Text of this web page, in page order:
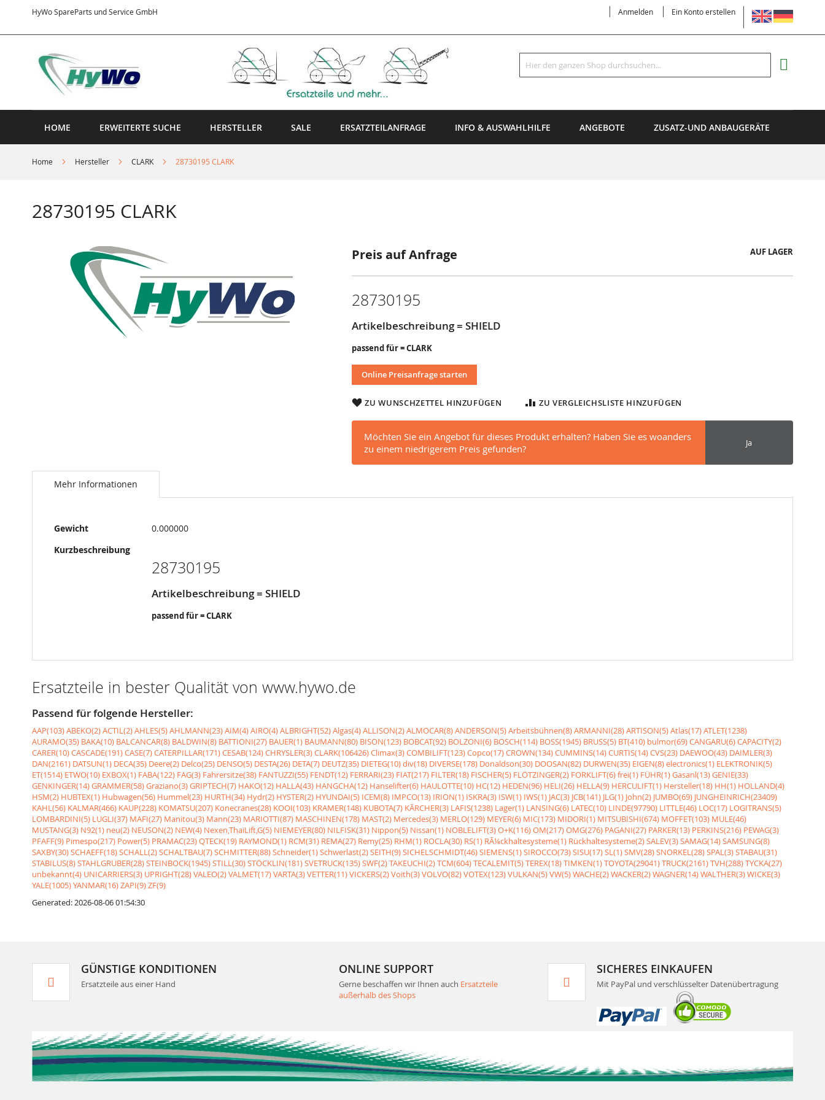
HyWo SpareParts und Service GmbH
Inhalt
SPRACHE
Anmelden Ein Konto erstellen
Suche
Suche
HOME ERWEITERTE SUCHE HERSTELLER SALE ERSATZTEILANFRAGE INFO & AUSWAHLHILFE ANGEBOTE ZUSATZ-UND ANBAUGERÄTE
Home Hersteller CLARK 28730195 CLARK
28730195 CLARK
Preis auf Anfrage AUF LAGER
28730195
Artikelbeschreibung = SHIELD
passend für = CLARK
Online Preisanfrage starten
ZU WUNSCHZETTEL HINZUFÜGEN ZU VERGLEICHSLISTE HINZUFÜGEN
Möchten Sie ein Angebot für dieses Produkt erhalten? Haben Sie es woanders
zu einem niedrigerem Preis gefunden?
Ja
Mehr Informationen
Mehr
Informationen
Gewicht
0.000000
Kurzbeschreibung
28730195
Artikelbeschreibung = SHIELD
passend für = CLARK
Ersatzteile in bester Qualität von www.hywo.de
Passend für folgende Hersteller:
AAP(103)ABEKO(2)ACTIL(2)AHLES(5)AHLMANN(23)AIM(4)AIRO(4)ALBRIGHT(52)Algas(4)ALLISON(2)ALMOCAR(8)ANDERSON(5)Arbeitsbühnen(8)ARMANNI(28)ARTISON(5)Atlas(17)ATLET(1238)
AURAMO(35) BAKA(10) BALCANCAR(8) BALDWIN(8) BATTIONI(27) BAUER(1) BAUMANN(80) BISON(123) BOBCAT(92) BOLZONI(6) BOSCH(114) BOSS(1945) BRUSS(5) BT(410) bulmor(69)CANGARU(6)CAPACITY(2)
CARER(10)CASCADE(191)CASE(7)CATERPILLAR(171)CESAB(124)CHRYSLER(3)CLARK(106426)Climax(3)COMBILIFT(123)Copco(17)CROWN(134)CUMMINS(14)CURTIS(14)CVS(23) DAEWOO(43) DAIMLER(3)
DAN(2161) DATSUN(1) DECA(35) Deere(2) Delco(25) DENSO(5) DESTA(26) DETA(7) DEUTZ(35) DIETEG(10)div(18) DIVERSE(178) Donaldson(30) DOOSAN(82) DURWEN(35) EIGEN(8)electronics(1) ELEKTRONIK(5)
ET(1514) ETWO(10) EXBOX(1) FABA(122) FAG(3) Fahrersitze(38) FANTUZZI(55) FENDT(12) FERRARI(23) FIAT(217) FILTER(18) FISCHER(5) FLÖTZINGER(2) FORKLIFT(6)frei(1) FÜHR(1)Gasanl(13)GENIE(33)
GENKINGER(14)GRAMMER(58)Graziano(3)GRIPTECH(7) HAKO(12) HALLA(43) HANGCHA(12) Hanselifter(6) HAULOTTE(10) HC(12) HEDEN(96) HELI(26) HELLA(9) HERCULIFT(1) Hersteller(18) HH(1) HOLLAND(4)
HSM(2) HUBTEX(1) Hubwagen(56) Hummel(23) HURTH(34) Hydr(2) HYSTER(2) HYUNDAI(5) ICEM(8) IMPCO(13) IRION(1) ISKRA(3) ISW(1) IWS(1) JAC(3) JCB(141) JLG(1) John(2) JUMBO(69) JUNGHEINRICH(23409)
KAHL(56) KALMAR(466) KAUP(228) KOMATSU(207) Konecranes(28) KOOI(103) KRAMER(148) KUBOTA(7) KÃRCHER(3) LAFIS(1238) Lager(1) LANSING(6) LATEC(10) LINDE(97790) LITTLE(46) LOC(17) LOGITRANS(5)
LOMBARDINI(5) LUGLI(37) MAFI(27) Manitou(3) Mann(23) MARIOTTI(87) MASCHINEN(178) MAST(2) Mercedes(3) MERLO(129) MEYER(6) MIC(173) MIDORI(1) MITSUBISHI(674) MOFFET(103) MULE(46)
MUSTANG(3) N92(1) neu(2) NEUSON(2) NEW(4) Nexen,ThaiLift,G(5) NIEMEYER(80) NILFISK(31) Nippon(5) Nissan(1) NOBLELIFT(3)O+K(116)OM(217)OMG(276) PAGANI(27) PARKER(13) PERKINS(216) PEWAG(3)
PFAFF(9) Pimespo(217) Power(5) PRAMAC(23)QTECK(19) RAYMOND(1) RCM(31) REMA(27) Remy(25) RHM(1) ROCLA(30) RS(1) RÃ¼ckhaltesysteme(1) Rückhaltesysteme(2)SALEV(3)SAMAG(14)SAMSUNG(8)
SAXBY(30)SCHAEFF(18)SCHALL(2)SCHALTBAU(7)SCHMITTER(88)Schneider(1)Schwerlast(2)SEITH(9)SICHELSCHMIDT(46)SIEMENS(1)SIROCCO(73)SISU(17)SL(1)SMV(28)SNORKEL(28)SPAL(3)STABAU(31)
STABILUS(8)STAHLGRUBER(28)STEINBOCK(1945)STILL(30)STÖCKLIN(181)SVETRUCK(135)SWF(2)TAKEUCHI(2)TCM(604)TECALEMIT(5)TEREX(18)TIMKEN(1)TOYOTA(29041)TRUCK(2161)TVH(288)TYCKA(27)
unbekannt(4) UNICARRIERS(3) UPRIGHT(28)VALEO(2)VALMET(17)VARTA(3)VETTER(11)VICKERS(2)Voith(3)VOLVO(82)VOTEX(123)VULKAN(5)VW(5)WACHE(2)WACKER(2)WAGNER(14)WALTHER(3)WICKE(3)
YALE(1005)YANMAR(16)ZAPI(9)ZF(9)
Generated: 2026-08-06 01:54:30
GÜNSTIGE KONDITIONEN
Ersatzteile aus einer Hand
ONLINE SUPPORT
Gerne beschaffen wir Ihnen auch Ersatzteile
außerhalb des Shops
SICHERES EINKAUFEN
Mit PayPal und verschlüsselter Datenübertragung